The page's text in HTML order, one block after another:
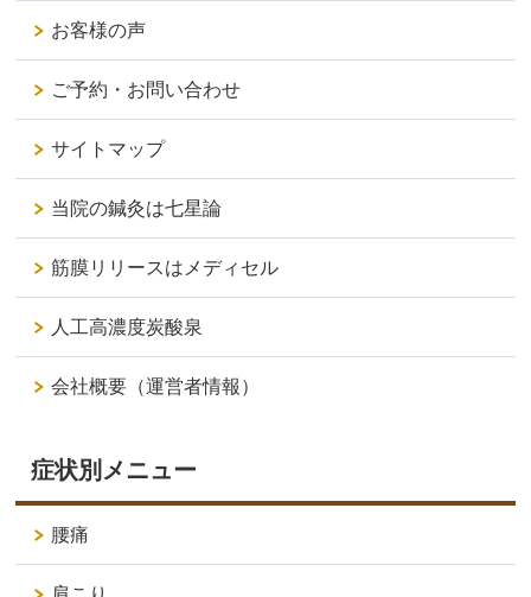
お客様の声
ご予約・お問い合わせ
サイトマップ
当院の鍼灸は七星論
筋膜リリースはメディセル
人工高濃度炭酸泉
会社概要（運営者情報）
症状別メニュー
腰痛